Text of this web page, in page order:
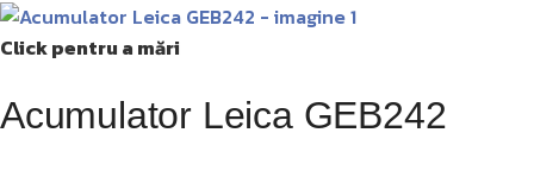
Click pentru a mări
Acumulator Leica GEB242